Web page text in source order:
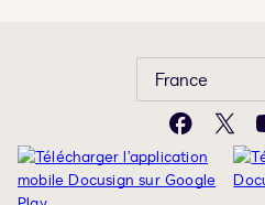
France
Facebook
X